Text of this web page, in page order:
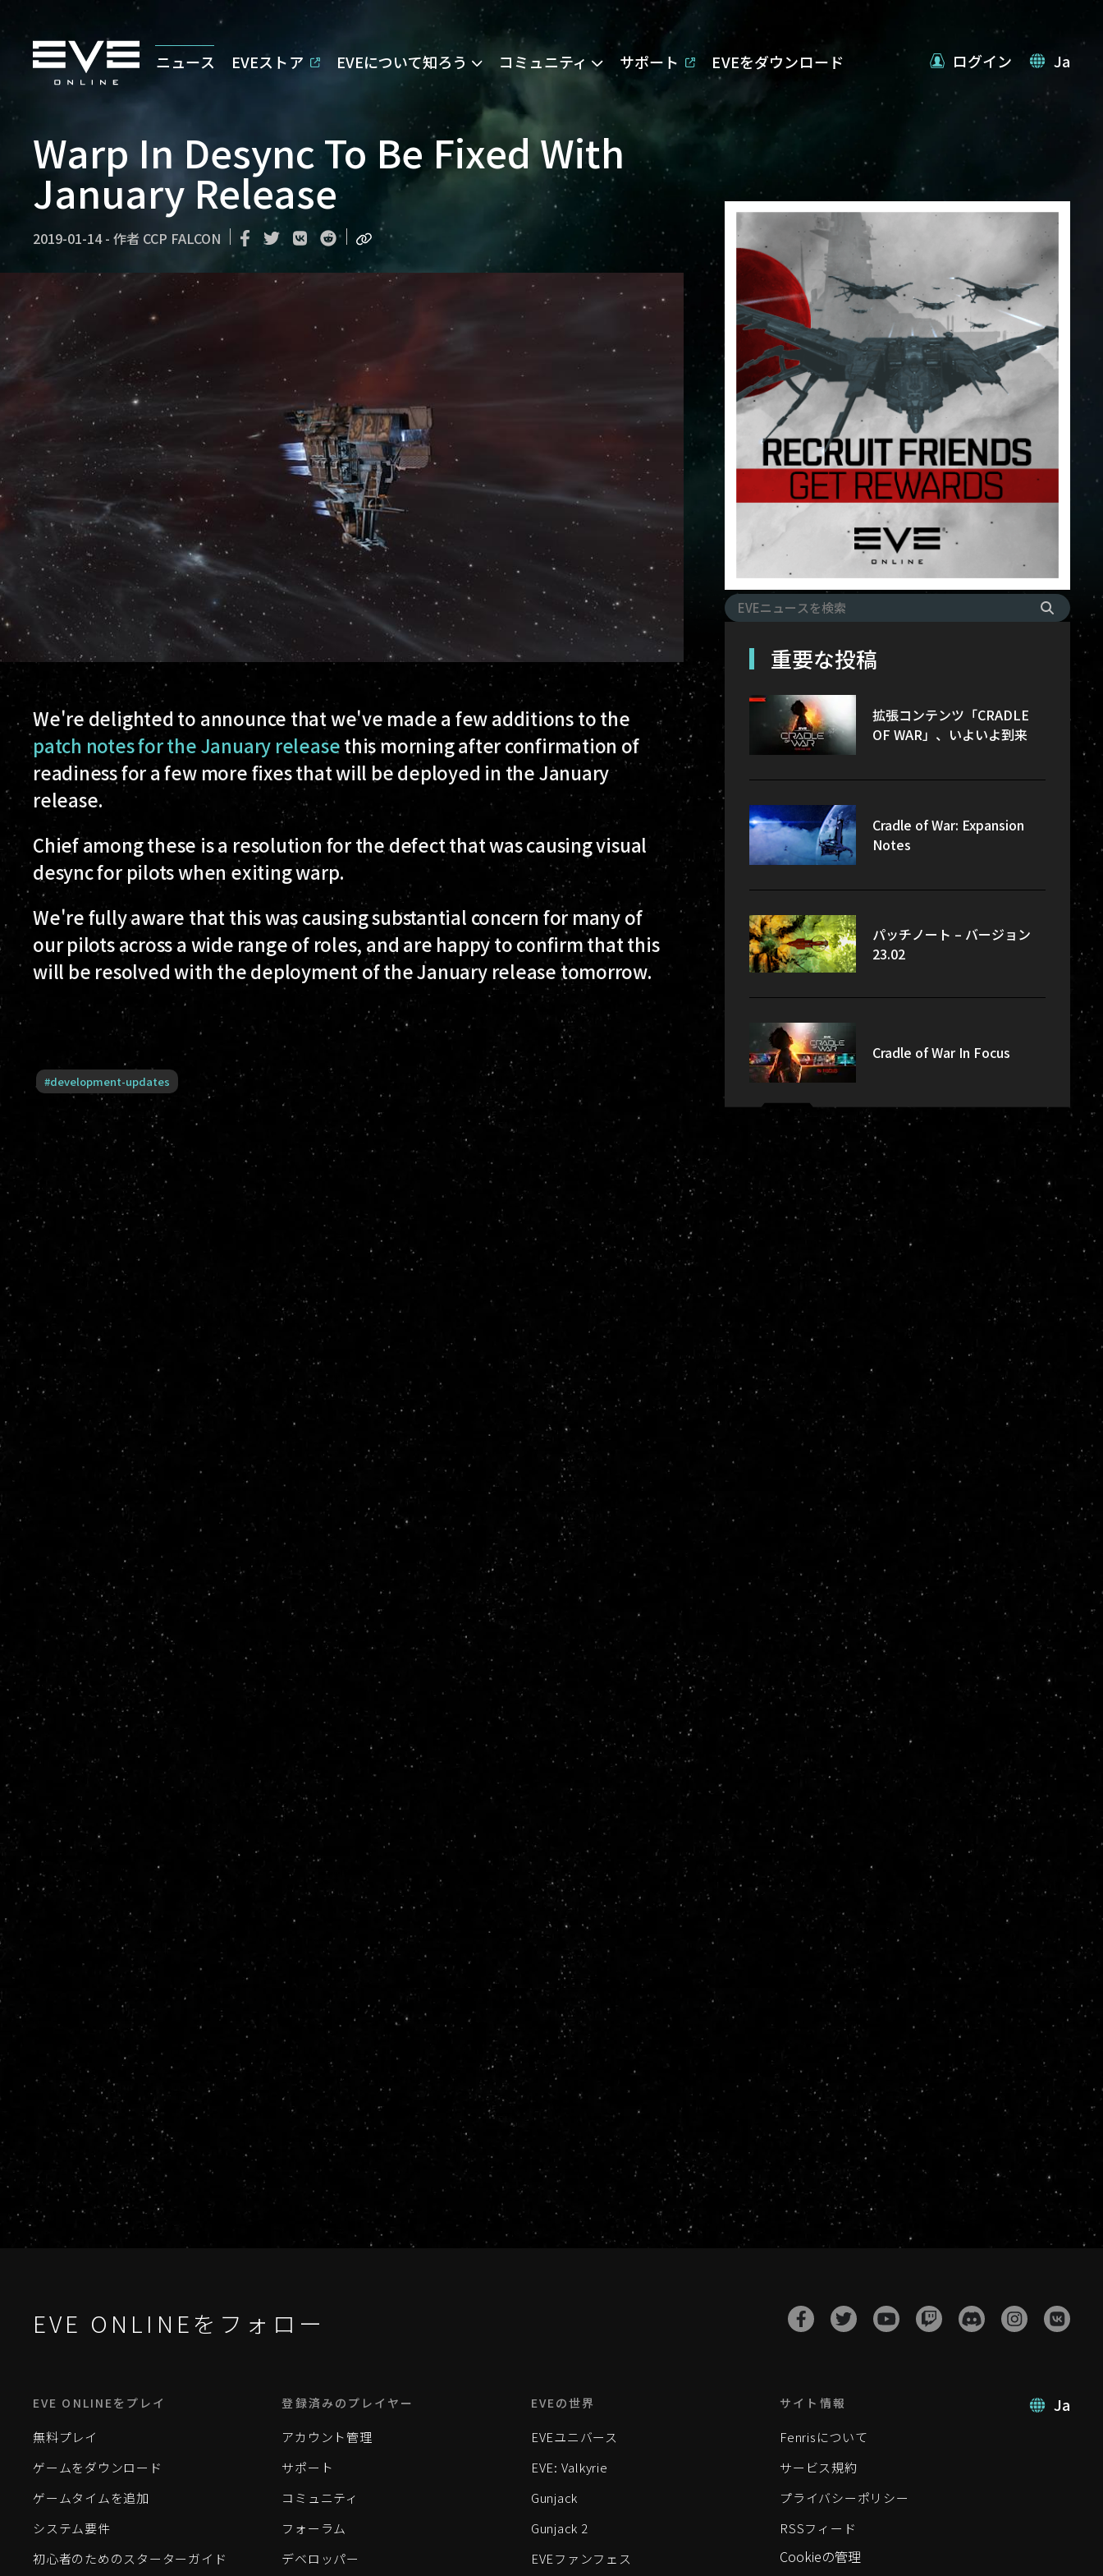
ニュース EVEストア EVEについて知ろう コミュニティ サポート EVEをダウンロード ログイン Ja
Warp In Desync To Be Fixed With
January Release
2019-01-14 - 作者 CCP FALCON
We're delighted to announce that we've made a few additions to the
patch notes for the January releasethis morning after confirmation of
readiness for a few more fixes that will be deployed in the January
release.
Chief among these is a resolution for the defect that was causing visual
desync for pilots when exiting warp.
We're fully aware that this was causing substantial concern for many of
our pilots across a wide range of roles, and are happy to confirm that this
will be resolved with the deployment of the January release tomorrow.
#development-updates
重要な投稿
拡張コンテンツ「CRADLE
OF WAR」、いよいよ到来
Cradle of War: Expansion
Notes
パッチノート – バージョン
23.02
Cradle of War In Focus
EVE ONLINEをフォロー
Ja
EVE ONLINEをプレイ
無料プレイ
ゲームをダウンロード
ゲームタイムを追加
システム要件
初心者のためのスターターガイド
登録済みのプレイヤー
アカウント管理
サポート
コミュニティ
フォーラム
デベロッパー
EVEの世界
EVEユニバース
EVE: Valkyrie
Gunjack
Gunjack 2
EVEファンフェス
サイト情報
Fenrisについて
サービス規約
プライバシーポリシー
RSSフィード
Cookieの管理